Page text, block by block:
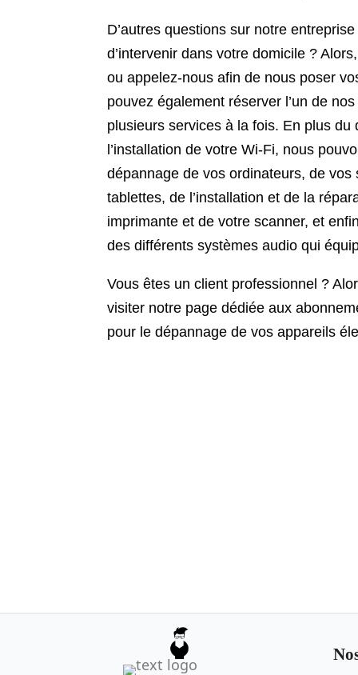
D’autres questions sur notre
d’intervenir dans votre domicile ?
ou appelez-nous afin de nous poser
pouvez également réserver l’un de
plusieurs services à la fois. En plus du
l’installation de votre Wi-Fi, nous
dépannage de vos ordinateurs, de
tablettes, de l’installation et de la
imprimante et de votre scanner, et
des différents systèmes audio qui
Vous êtes un client professionnel ?
visiter notre page dédiée aux
pour le dépannage de vos appareils